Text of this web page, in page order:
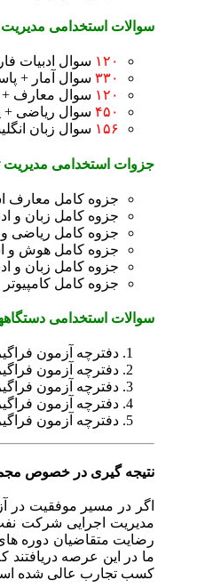
سوالات استخدامی
۱۲۰ سوال ادبیات
۳۳۰ سوال آمار +
۱۲۰ سوال معارف +
۴۵۰ سوال ریاضی +
۱۵۶ سوال زبان
جزوات استخدامی
جزوه کامل معارف
جزوه کامل زبان و
جزوه کامل ریاضی و
جزوه کامل هوش و
جزوه کامل زبان و
جزوه کامل کامپیوتر
سوالات استخدامی دستگاههای
دفترچه آزمون فراگیر اول /
دفترچه آزمون فراگیر دوم /
دفترچه آزمون فراگیر سوم/
دفترچه آزمون فراگیر
دفترچه آزمون فراگیر پنجم /
نتیجه گیری در خصوص
اگر در مسیر موفقیت در
مدیریت اجرایی شرکت نفت
رضایت متقاضیان دوره
ما در این عرصه
کسب تجارب عالی شده